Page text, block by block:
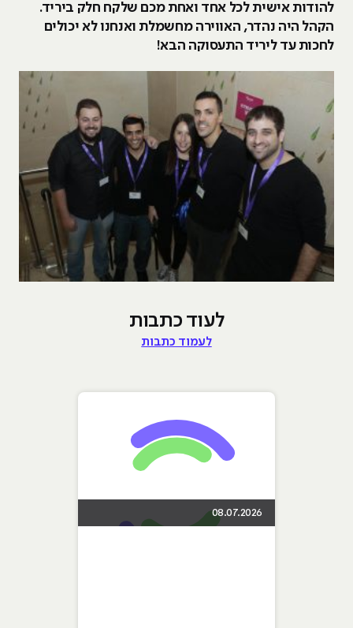
להודות אישית לכל אחד ואחת מכם שלקח חלק ביריד.
הקהל היה נהדר, האווירה מחשמלת ואנחנו לא יכולים
לחכות עד ליריד התעסוקה הבא!
לעוד כתבות
לעמוד כתבות
08.07.2026